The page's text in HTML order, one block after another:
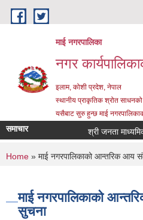
Skip to main content
माई नगरपालिका
नगर
इलाम, कोशी प्रदेश, नेपाल
स्थानीय प्राकृतिक श्रोत
यसैबाट सुरु हुन्छ माई
समाचार श्री जनता माध्यमिक
You are here
Home » माई नगरपालिकाको आन्तरिक आय
माई नगरपालिकाको
सुचना